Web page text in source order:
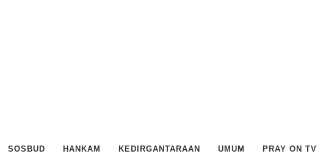
SOSBUD HANKAM KEDIRGANTARAAN UMUM PRAY ON TV